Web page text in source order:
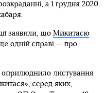
а 1 грудня 2020
заявили, що Микитасю
одній справі — про
листування
серед яких,